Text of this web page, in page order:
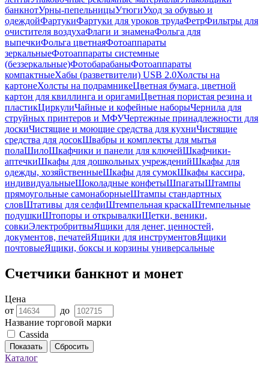
банкнотУрны-пепельницыУтюгиУход за обувью и
одеждойФартукиФартуки для уроков трудаФетрФильтры для
очистителя воздухаФлаги и знаменаФольга для
выпечкиФольга цветнаяФотоаппараты
зеркальныеФотоаппараты системные
(беззеркальные)ФотобарабаныФотоаппараты
компактныеХабы (разветвители) USB 2.0Холсты на
картонеХолсты на подрамникеЦветная бумага, цветной
картон для квиллинга и оригамиЦветная пористая резина и
пластикЦиркулиЧайные и кофейные наборыЧернила для
струйных принтеров и МФУЧертежные принадлежности для
доскиЧистящие и моющие средства для кухниЧистящие
средства для досокШвабры и комплекты для мытья
полаШилоШкафчики и панели для ключейШкафчики-
аптечкиШкафы для дошкольных учрежденийШкафы для
одежды, хозяйственныеШкафы для сумокШкафы кассира,
индивидуальныеШоколадные конфетыШпагатыШтампы
прямоугольные самонаборныеШтампы стандартных
словШтативы для селфиШтемпельная краскаШтемпельные
подушкиШтопоры и открывалкиЩетки, веники,
совкиЭлектробритвыЯщики для денег, ценностей,
документов, печатейЯщики для инструментовЯщики
почтовыеЯщики, боксы и корзины универсальные
Счетчики банкнот и монет
Цена
от
до
Название торговой марки
Cassida
Показать Сбросить
Каталог